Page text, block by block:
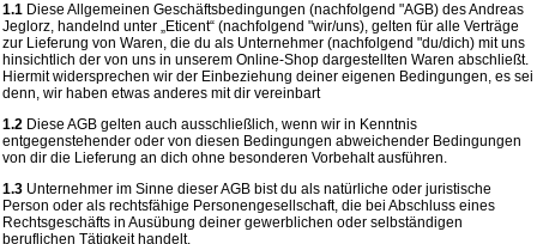
1.1 Diese Allgemeinen Geschäftsbedingungen (nachfolgend "AGB) des Andreas
Jeglorz, handelnd unter „Eticent“ (nachfolgend "wir/uns), gelten für alle Verträge
zur Lieferung von Waren, die du als Unternehmer (nachfolgend "du/dich) mit uns
hinsichtlich der von uns in unserem Online-Shop dargestellten Waren abschließt.
Hiermit widersprechen wir der Einbeziehung deiner eigenen Bedingungen, es sei
denn, wir haben etwas anderes mit dir vereinbart
1.2 Diese AGB gelten auch ausschließlich, wenn wir in Kenntnis
entgegenstehender oder von diesen Bedingungen abweichender Bedingungen
von dir die Lieferung an dich ohne besonderen Vorbehalt ausführen.
1.3 Unternehmer im Sinne dieser AGB bist du als natürliche oder juristische
Person oder als rechtsfähige Personengesellschaft, die bei Abschluss eines
Rechtsgeschäfts in Ausübung deiner gewerblichen oder selbständigen
beruflichen Tätigkeit handelt.